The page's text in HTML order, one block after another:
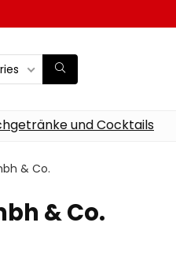
und Cocktails
& Co.
& Co.